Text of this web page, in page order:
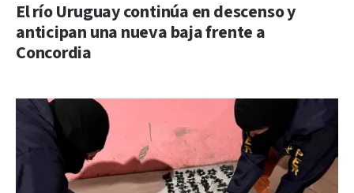
El río Uruguay continúa en descenso y
anticipan una nueva baja frente a
Concordia